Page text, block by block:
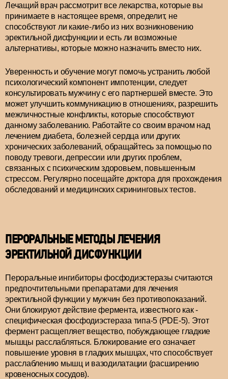
Лечащий врач рассмотрит все лекарства, которые вы
принимаете в настоящее время, определит, не
способствуют ли какие-либо из них возникновению
эректильной дисфункции и есть ли возможные
альтернативы, которые можно назначить вместо них.
Уверенность и обучение могут помочь устранить любой
психологический компонент импотенции, следует
консультировать мужчину с его партнершей вместе. Это
может улучшить коммуникацию в отношениях, разрешить
межличностные конфликты, которые способствуют
данному заболеванию. Работайте со своим врачом над
лечением диабета, болезней сердца или других
хронических заболеваний, обращайтесь за помощью по
поводу тревоги, депрессии или других проблем,
связанных с психическим здоровьем, повышенным
стрессом. Регулярно посещайте доктора для прохождения
обследований и медицинских скрининговых тестов.
ПЕРОРАЛЬНЫЕ МЕТОДЫ ЛЕЧЕНИЯ
ЭРЕКТИЛЬНОЙ ДИСФУНКЦИИ
Пероральные ингибиторы фосфодиэстеразы считаются
предпочтительными препаратами для лечения
эректильной функции у мужчин без противопоказаний.
Они блокируют действие фермента, известного как -
специфическая фосфодиэстераза типа-5 (PDE-5). Этот
фермент расщепляет вещество, побуждающее гладкие
мышцы расслабляться. Блокирование его означает
повышение уровня в гладких мышцах, что способствует
расслаблению мышц и вазодилатации (расширению
кровеносных сосудов).